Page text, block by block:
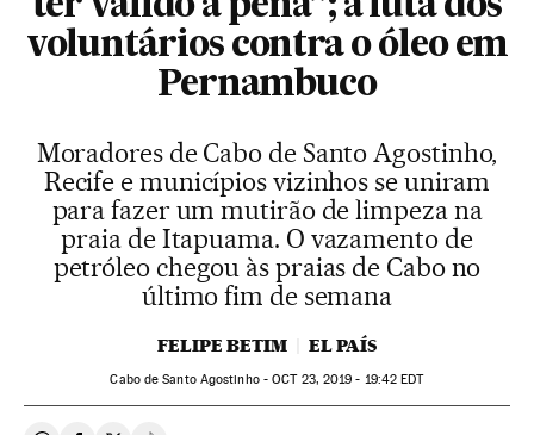
ter valido a pena”; a luta dos
voluntários contra o óleo em
Pernambuco
Moradores de Cabo de Santo Agostinho,
Recife e municípios vizinhos se uniram
para fazer um mutirão de limpeza na
praia de Itapuama. O vazamento de
petróleo chegou às praias de Cabo no
último fim de semana
FELIPE BETIM EL PAÍS
Cabo de Santo Agostinho -OCT23, 2019 - 19:42 EDT